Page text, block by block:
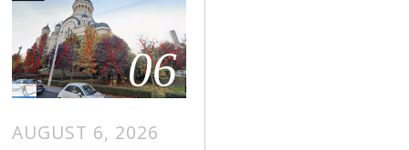
06
AUGUST 6, 2026